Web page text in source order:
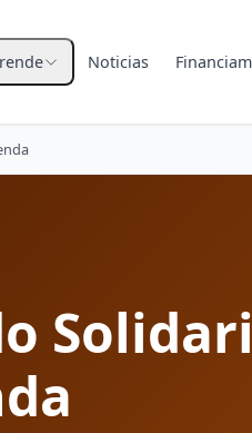
Todos los subsidios
Tramo 1
Tramo 3
Ingresos medios-altos
DS19 Integración
Subsidio automático · hasta
UF
Noticias